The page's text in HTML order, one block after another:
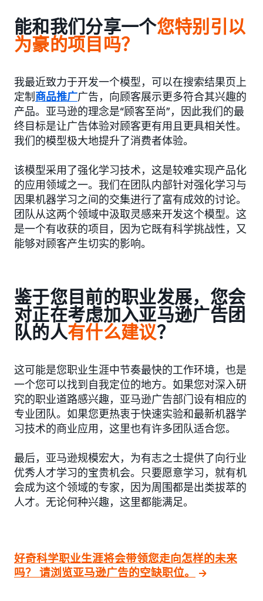
能和我们分享一个您特别引以
为豪的项目 吗？
我最近致力于开发一个模型，可以在搜索结果页上
定制 商品推广广告，向顾客展示更多符合其兴趣的
产品。亚马逊的理念是“顾客至尚”，因此我们的最
终目标是让广告体验对顾客更有用且更具相关性。
我们的模型极大地提升了消费者体验。
该模型采用了强化学习技术，这是较难实现产品化
的应用领域之一。我们在团队内部针对强化学习与
因果机器学习之间的交集进行了富有成效的讨论。
团队从这两个领域中汲取灵感来开发这个模型。这
是一个有收获的项目，因为它既有科学挑战性，又
能够对顾客产生切实的影响。
鉴于您目前的职业发展，您会
对正在考虑加入亚马逊广告团
队的人有什么建议？
这可能是您职业生涯中节奏最快的工作环境，也是
一个您可以找到自我定位的地方。如果您对深入研
究的职业道路感兴趣，亚马逊广告部门设有相应的
专业团队。如果您更热衷于快速实验和最新机器学
习技术的商业应用，这里也有许多团队适合您。
最后，亚马逊规模宏大，为有志之士提供了向行业
优秀人才学习的宝贵机会。只要愿意学习，就有机
会成为这个领域的专家，因为周围都是出类拔萃的
人才。无论何种兴趣，这里都能满足。
好奇科学职业生涯将会带领您走向怎样的未来
吗？ 请浏览亚马逊广告的空缺职位。